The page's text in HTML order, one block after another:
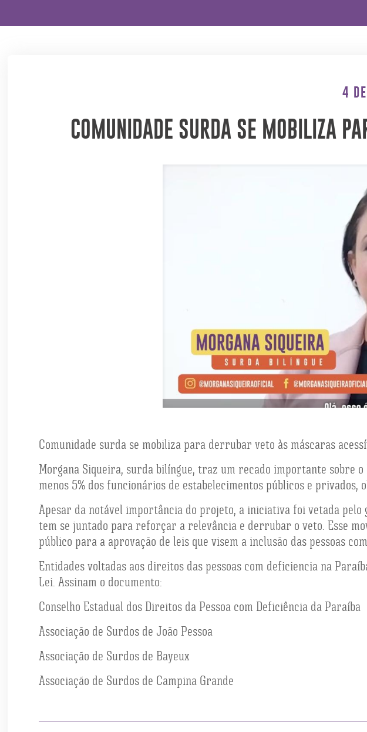
4
COMUNIDADE SURDA SE MOBILIZA
Comunidade surda se mobiliza para derrubar veto às máscaras
Morgana Siqueira, surda bilíngue, traz um recado importante sobre
menos 5% dos funcionários de estabelecimentos públicos e
Apesar da notável importância do projeto, a iniciativa foi vetada
tem se juntado para reforçar a relevância e derrubar o veto. Esse
público para a aprovação de leis que visem a inclusão das pessoas
Entidades voltadas aos direitos das pessoas com deficiencia na
Lei. Assinam o documento:
Conselho Estadual dos Direitos da Pessoa com Deficiência da Paraíba
Associação de Surdos de João Pessoa
Associação de Surdos de Bayeux
Associação de Surdos de Campina Grande